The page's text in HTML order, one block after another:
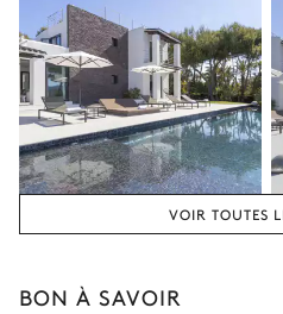
VOIR TOUTES
BON À SAVOIR